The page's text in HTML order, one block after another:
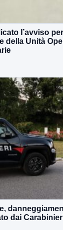
l’avviso
della Unità
dai